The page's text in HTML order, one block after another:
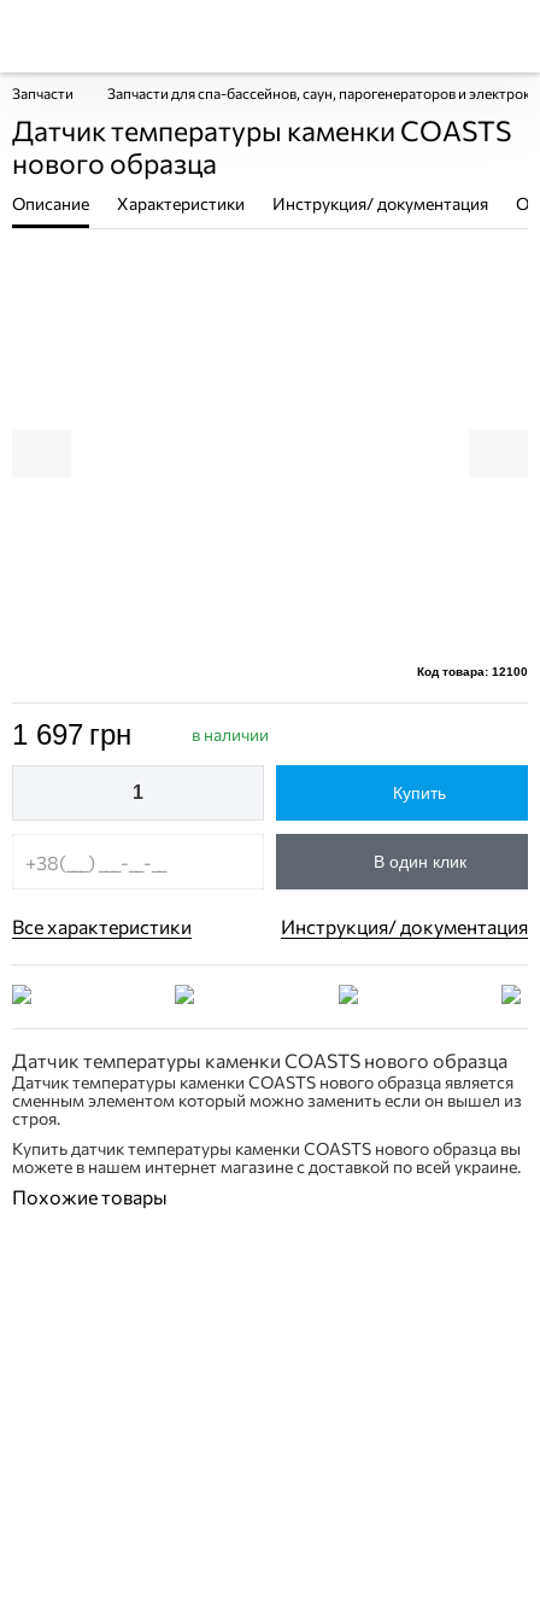
Запчасти Запчасти для спа-бассейнов, саун, парогенераторов и
Датчик температуры каменки COASTS
нового образца
Описание Характеристики Инструкция/ документация
Код товара: 12100
1 697 грн в наличии
Купить
В один клик
Все характеристики Инструкция/ документация
Датчик температуры каменки COASTS нового образца
Датчик температуры каменки COASTS нового образца является
сменным элементом который можно заменить если он вышел из
строя.
Купить датчик температуры каменки COASTS нового образца вы
можете в нашем интернет магазине с доставкой по всей украине.
Похожие товары